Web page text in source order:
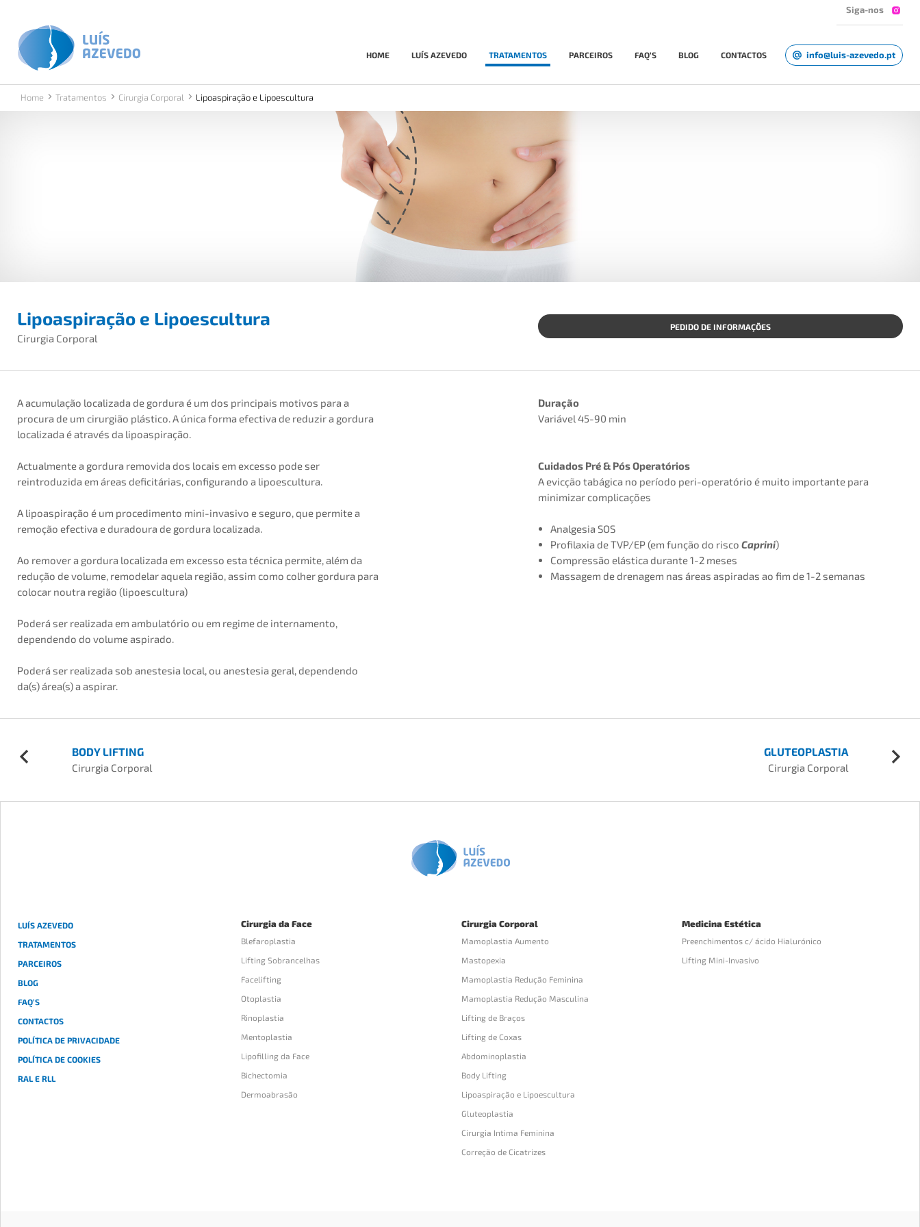
Siga-nos
HOME LUÍS AZEVEDO TRATAMENTOS PARCEIROS FAQ’S BLOG CONTACTOS info@luis-azevedo.pt
Home Tratamentos Cirurgia Corporal Current:
Lipoaspiração e Lipoescultura
Lipoaspiração e Lipoescultura
Cirurgia Corporal
PEDIDO DE INFORMAÇÕES
A acumulação localizada de gordura é um dos principais motivos para a
procura de um cirurgião plástico. A única forma efectiva de reduzir a gordura
localizada é através da lipoaspiração.
Actualmente a gordura removida dos locais em excesso pode ser
reintroduzida em áreas deficitárias, configurando a lipoescultura.
A lipoaspiração é um procedimento mini-invasivo e seguro, que permite a
remoção efectiva e duradoura de gordura localizada.
Ao remover a gordura localizada em excesso esta técnica permite, além da
redução de volume, remodelar aquela região, assim como colher gordura para
colocar noutra região (lipoescultura)
Poderá ser realizada em ambulatório ou em regime de internamento,
dependendo do volume aspirado.
Poderá ser realizada sob anestesia local, ou anestesia geral, dependendo
da(s) área(s) a aspirar.
Duração
Variável 45-90 min
Cuidados Pré & Pós Operatórios
A evicção tabágica no período peri-operatório é muito importante para
minimizar complicações
Analgesia SOS
Profilaxia de TVP/EP (em função do riscoCaprini)
Compressão elástica durante 1-2 meses
Massagem de drenagem nas áreas aspiradas ao fim de 1-2 semanas
BODY LIFTING
Cirurgia Corporal
GLUTEOPLASTIA
Cirurgia Corporal
LUÍS AZEVEDO
TRATAMENTOS
PARCEIROS
BLOG
FAQ’S
CONTACTOS
POLÍTICA DE PRIVACIDADE
POLÍTICA DE COOKIES
RAL E RLL
Cirurgia da Face
Blefaroplastia
Lifting Sobrancelhas
Facelifting
Otoplastia
Rinoplastia
Mentoplastia
Lipofilling da Face
Bichectomia
Dermoabrasão
Cirurgia Corporal
Mamoplastia Aumento
Mastopexia
Mamoplastia Redução Feminina
Mamoplastia Redução Masculina
Lifting de Braços
Lifting de Coxas
Abdominoplastia
Body Lifting
Lipoaspiração e Lipoescultura
Gluteoplastia
Cirurgia Intima Feminina
Correção de Cicatrizes
Medicina Estética
Preenchimentos c/ ácido Hialurónico
Lifting Mini-Invasivo